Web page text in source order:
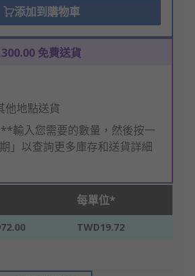
添加到購物車
免費送貨
他地點送貨
輸入您需要的數量，然後按一
」以查詢更多庫存和送貨詳細
每單位*
TWD19.72